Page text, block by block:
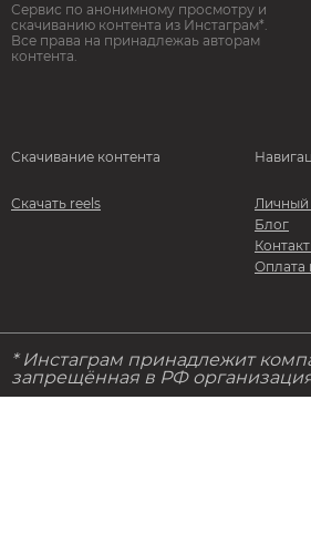
Сервис по анонимному просмотру и
скачиванию контента из Инстаграм*.
Все права на принадлежаь авторам
контента.
Скачивание контента
Скачать reels
Личный
Блог
Оплата
* Инстаграм принадлежит
запрещённая в РФ